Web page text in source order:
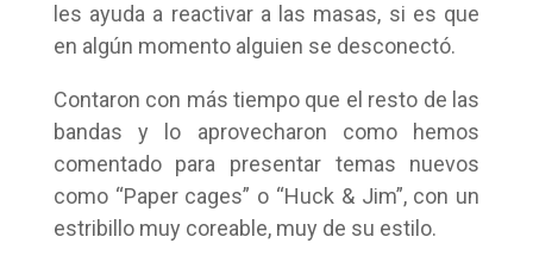
les ayuda a reactivar a las masas, si es que
en algún momento alguien se desconectó.
Contaron con más tiempo que el resto de las
bandas y lo aprovecharon como hemos
comentado para presentar temas nuevos
como “Paper cages” o “Huck & Jim”, con un
estribillo muy coreable, muy de su estilo.